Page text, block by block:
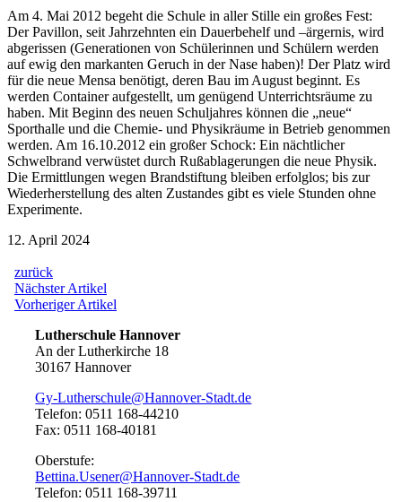
Am 4. Mai 2012 begeht die Schule in aller Stille ein großes Fest:
Der Pavillon, seit Jahrzehnten ein Dauerbehelf und –ärgernis, wird
abgerissen (Generationen von Schülerinnen und Schülern werden
auf ewig den markanten Geruch in der Nase haben)! Der Platz wird
für die neue Mensa benötigt, deren Bau im August beginnt. Es
werden Container aufgestellt, um genügend Unterrichtsräume zu
haben. Mit Beginn des neuen Schuljahres können die „neue“
Sporthalle und die Chemie- und Physikräume in Betrieb genommen
werden. Am 16.10.2012 ein großer Schock: Ein nächtlicher
Schwelbrand verwüstet durch Rußablagerungen die neue Physik.
Die Ermittlungen wegen Brandstiftung bleiben erfolglos; bis zur
Wiederherstellung des alten Zustandes gibt es viele Stunden ohne
Experimente.
12. April 2024
zurück
Beitragsnavigation
Nächster Artikel
Artikel:
Vorheriger Artikel
Lutherschule Hannover
An der Lutherkirche 18
30167 Hannover
Gy-Lutherschule@Hannover-Stadt.de
Telefon: 0511 168-44210
Fax: 0511 168-40181
Oberstufe:
Bettina.Usener@Hannover-Stadt.de
Telefon: 0511 168-39711